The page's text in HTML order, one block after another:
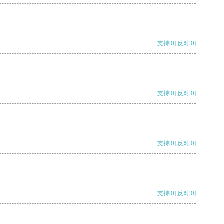
支持[0] 反对[0]
支持[0] 反对[0]
支持[0] 反对[0]
支持[0] 反对[0]